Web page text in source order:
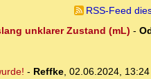
RSS-Feed
unklarer Zustand (mL) -
- Reffke, 02.06.2024, 13:24